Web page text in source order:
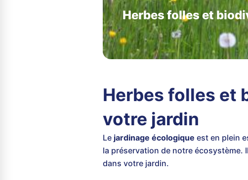
Herbes folles et
Herbes folles et
votre jardin
Le jardinage écologique est en plein
la préservation de notre
dans votre jardin.